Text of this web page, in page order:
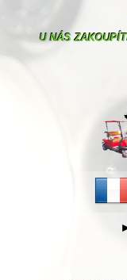
U NÁS